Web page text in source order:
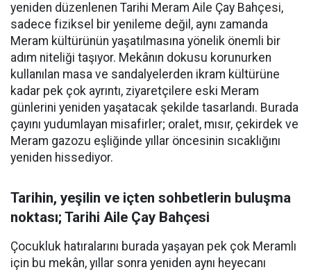
yeniden düzenlenen Tarihi Meram Aile Çay Bahçesi,
sadece fiziksel bir yenileme değil, aynı zamanda
Meram kültürünün yaşatılmasına yönelik önemli bir
adım niteliği taşıyor. Mekânın dokusu korunurken
kullanılan masa ve sandalyelerden ikram kültürüne
kadar pek çok ayrıntı, ziyaretçilere eski Meram
günlerini yeniden yaşatacak şekilde tasarlandı. Burada
çayını yudumlayan misafirler; oralet, mısır, çekirdek ve
Meram gazozu eşliğinde yıllar öncesinin sıcaklığını
yeniden hissediyor.
Tarihin, yeşilin ve içten sohbetlerin buluşma
noktası; Tarihi Aile Çay Bahçesi
Çocukluk hatıralarını burada yaşayan pek çok Meramlı
için bu mekân, yıllar sonra yeniden aynı heyecanı